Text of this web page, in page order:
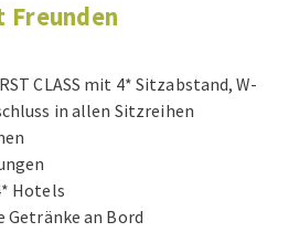
Freunden
CLASS mit 4* Sitzabstand, W-
in allen Sitzreihen
Hotels
Getränke an Bord